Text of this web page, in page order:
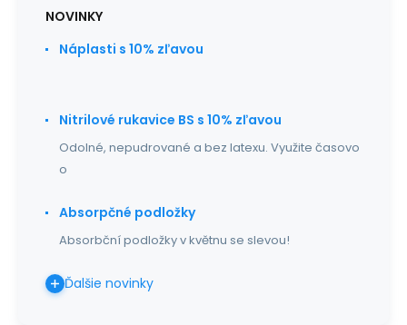
NOVINKY
Náplasti s 10% zľavou
Nitrilové rukavice BS s 10% zľavou
Odolné, nepudrované a bez latexu. Využite časovo
o
Absorpčné podložky
Absorbční podložky v květnu se slevou!
Ďalšie novinky